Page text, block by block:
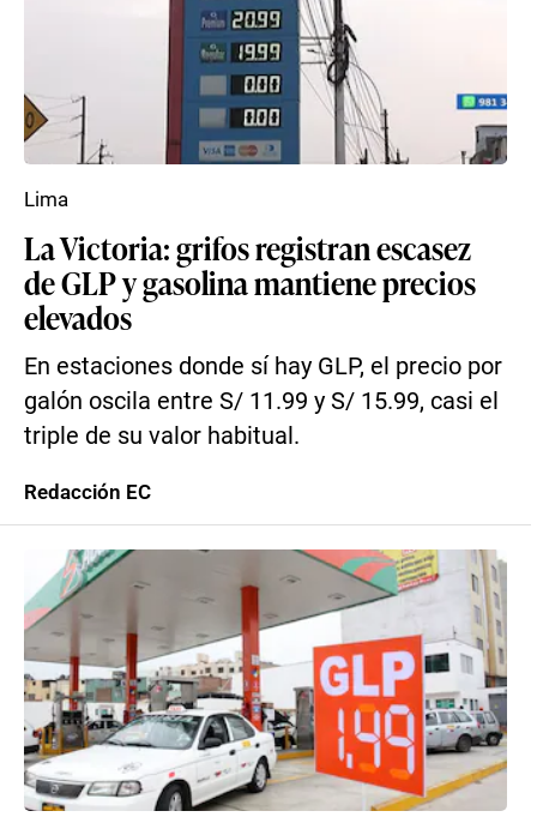
La Victoria: grifos registran escasez
de GLP y gasolina mantiene precios
elevados
En estaciones donde sí hay GLP, el precio por
galón oscila entre S/ 11.99 y S/ 15.99, casi el
triple de su valor habitual.
Lima
Redacción EC